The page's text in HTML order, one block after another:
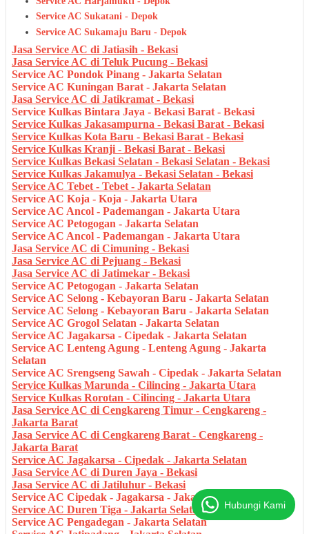
Service AC Sukatani - Depok
Service AC Sukamaju Baru - Depok
Jasa Service AC di Jatiasih - Bekasi
Jasa Service AC di Teluk Pucung - Bekasi
Service AC Pondok Pinang - Jakarta Selatan
Service AC Kuningan Barat - Jakarta Selatan
Jasa Service AC di Jatikramat - Bekasi
Service Kulkas Bintara Jaya - Bekasi Barat - Bekasi
Service Kulkas Jakasampurna - Bekasi Barat - Bekasi
Service Kulkas Kota Baru - Bekasi Barat - Bekasi
Service Kulkas Kranji - Bekasi Barat - Bekasi
Service Kulkas Bekasi Selatan - Bekasi Selatan - Bekasi
Service Kulkas Jakamulya - Bekasi Selatan - Bekasi
Service AC Tebet - Tebet - Jakarta Selatan
Service AC Koja - Koja - Jakarta Utara
Service AC Ancol - Pademangan - Jakarta Utara
Service AC Petogogan - Jakarta Selatan
Service AC Ancol - Pademangan - Jakarta Utara
Jasa Service AC di Cimuning - Bekasi
Jasa Service AC di Pejuang - Bekasi
Jasa Service AC di Jatimekar - Bekasi
Service AC Petogogan - Jakarta Selatan
Service AC Selong - Kebayoran Baru - Jakarta Selatan
Service AC Selong - Kebayoran Baru - Jakarta Selatan
Service AC Grogol Selatan - Jakarta Selatan
Service AC Jagakarsa - Cipedak - Jakarta Selatan
Service AC Lenteng Agung - Lenteng Agung - Jakarta
Selatan
Service AC Srengseng Sawah - Cipedak - Jakarta Selatan
Service Kulkas Marunda - Cilincing - Jakarta Utara
Service Kulkas Rorotan - Cilincing - Jakarta Utara
Jasa Service AC di Cengkareng Timur - Cengkareng -
Jakarta Barat
Jasa Service AC di Cengkareng Barat - Cengkareng -
Jakarta Barat
Service AC Jagakarsa - Cipedak - Jakarta Selatan
Jasa Service AC di Duren Jaya - Bekasi
Jasa Service AC di Jatiluhur - Bekasi
Service AC Cipedak - Jagakarsa - Jakarta Selatan
Service AC Duren Tiga - Jakarta Selatan
Service AC Pengadegan - Jakarta Selatan
Hubungi Kami